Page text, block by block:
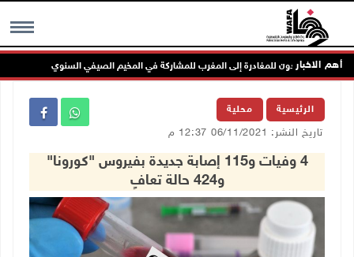
MENU أهم الاخبار
الرئيسية محلية
تاريخ النشر: 06/11/2021 12:37 م
4 وفيات و115 إصابة جديدة بفيروس "كورونا"
و424 حالة تعافٍ